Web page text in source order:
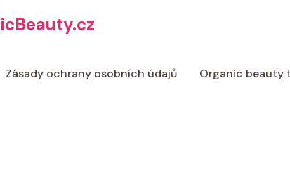
Zásady ochrany osobních údajů Organic beauty